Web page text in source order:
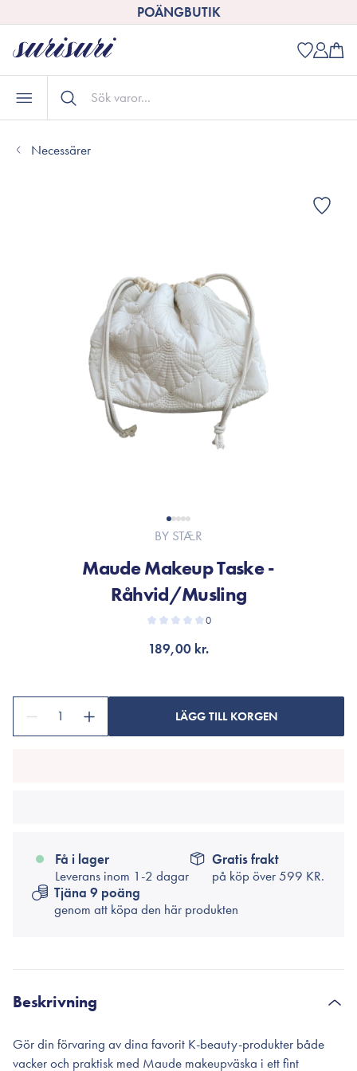
POÄNGBUTIK
Necessärer
BY STÆR
Maude Makeup Taske -
Råhvid/Musling
0
189,00 kr.
1 LÄGG TILL KORGEN
Få i lager
Leverans inom 1-2 dagar
Gratis frakt
på köp över599 KR.
Tjäna 9 poäng
genom att köpa den här produkten
Beskrivning
Gör din förvaring av dina favorit K-beauty-produkter både
vacker och praktisk med Maude makeupväska i ett fint